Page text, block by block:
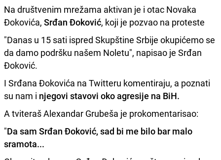
Na društvenim mrežama aktivan je i otac Novaka
Đokovića, Srđan Đoković, koji je pozvao na proteste
"Danas u 15 sati ispred Skupštine Srbije okupićemo se
da damo podršku našem Noletu", napisao je Srđan
Đoković.
I Srđana Đokovića na Twitteru komentiraju, a poznati
su nam i njegovi stavovi oko agresije na BiH.
A tviteraš Alexandar Grubeša je prokomentarisao:
"Da sam Srđan Đoković, sad bi me bilo bar malo
sramota...